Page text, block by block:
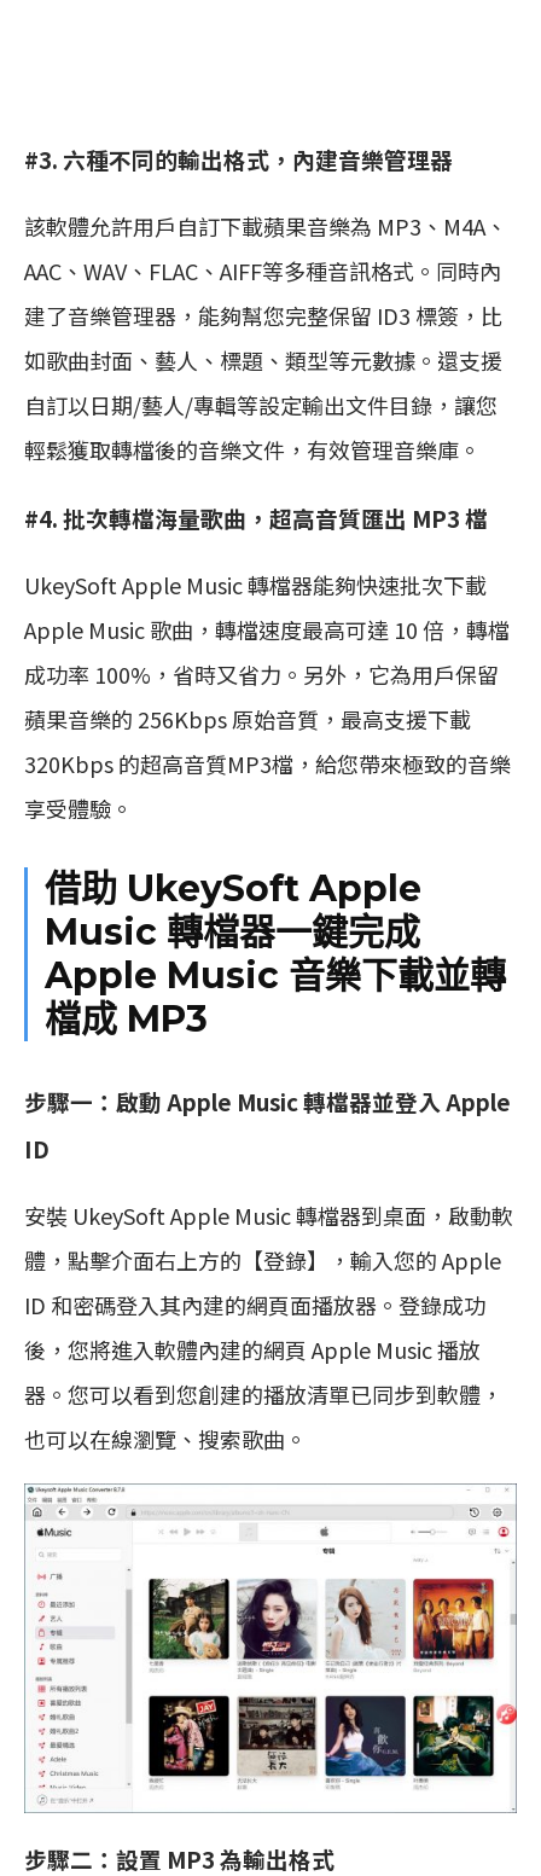
#3. 六種不同的輸出格式，內建音樂管理器
該軟體允許用戶自訂下載蘋果音樂為 MP3、M4A、
AAC、WAV、FLAC、AIFF等多種音訊格式。同時內
建了音樂管理器，能夠幫您完整保留 ID3 標簽，比
如歌曲封面、藝人、標題、類型等元數據。還支援
自訂以日期/藝人/專輯等設定輸出文件目錄，讓您
輕鬆獲取轉檔後的音樂文件，有效管理音樂庫。
#4. 批次轉檔海量歌曲，超高音質匯出 MP3 檔
UkeySoft Apple Music 轉檔器能夠快速批次下載
Apple Music 歌曲，轉檔速度最高可達 10 倍，轉檔
成功率 100%，省時又省力。另外，它為用戶保留
蘋果音樂的 256Kbps 原始音質，最高支援下載
320Kbps 的超高音質MP3檔，給您帶來極致的音樂
享受體驗。
借助 UkeySoft Apple
Music 轉檔器一鍵完成
Apple Music 音樂下載並轉
檔成 MP3
步驟一：啟動 Apple Music 轉檔器並登入 Apple
ID
安裝 UkeySoft Apple Music 轉檔器到桌面，啟動軟
體，點擊介面右上方的【登錄】，輸入您的 Apple
ID 和密碼登入其內建的網頁面播放器。登錄成功
後，您將進入軟體內建的網頁 Apple Music 播放
器。您可以看到您創建的播放清單已同步到軟體，
也可以在線瀏覽、搜索歌曲。
步驟二：設置 MP3 為輸出格式